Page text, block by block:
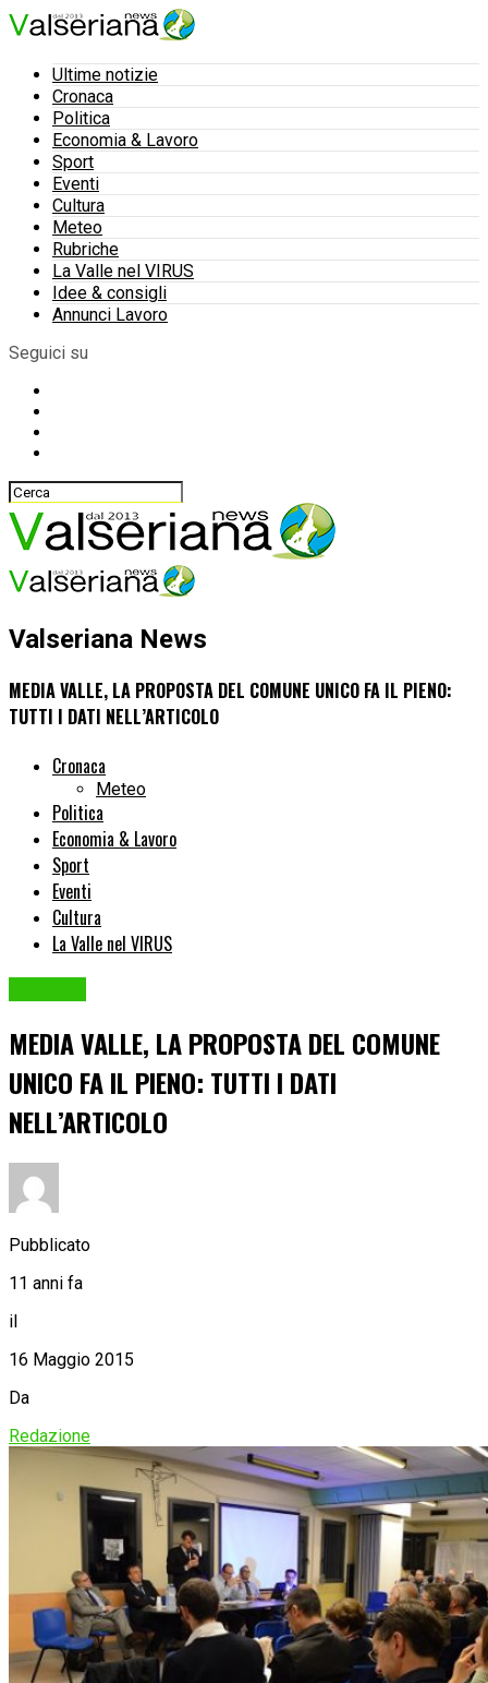
Ultime notizie
Cronaca
Politica
Economia & Lavoro
Sport
Eventi
Cultura
Meteo
Rubriche
La Valle nel VIRUS
Idee & consigli
Annunci Lavoro
Seguici su
Valseriana News
MEDIA VALLE, LA PROPOSTA DEL COMUNE UNICO FA IL PIENO:
TUTTI I DATI NELL’ARTICOLO
Cronaca
Meteo
Politica
Economia & Lavoro
Sport
Eventi
Cultura
La Valle nel VIRUS
MEDIA VALLE, LA PROPOSTA DEL COMUNE
UNICO FA IL PIENO: TUTTI I DATI
NELL’ARTICOLO
Pubblicato
11 anni fa
il
16 Maggio 2015
Da
Redazione